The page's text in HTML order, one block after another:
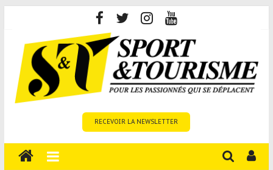
content
Tourisme
est
RECEVOIR LA NEWSLETTER